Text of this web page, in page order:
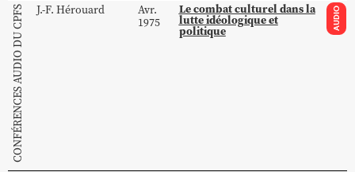
CONFÉRENCES AUDIO DU CPFS J.-F. Hérouard
Avr.
1975
Le combat culturel dans la
lutte idéologique et
politique AUDIO